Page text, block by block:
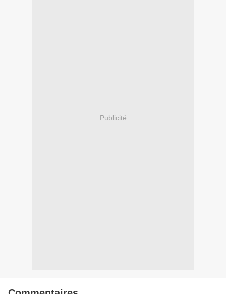
Publicité